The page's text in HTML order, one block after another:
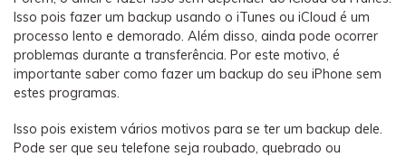
Backup e restauração
Fazer backup de até 18 tipos de dados e dados do
WhatsApp para o computador. E restaurar
backups facilmente.
Recuperar visulização única de WhatsApp
Recupere todas as mídias de visulização única do
Isso pois fazer um backup usando o iTunes ou iCloud é um
processo lento e demorado. Além disso, ainda pode ocorrer
problemas durante a transferência. Por este motivo, é
importante saber como fazer um backup do seu iPhone sem
estes programas.
Isso pois existem vários motivos para se ter um backup dele.
Pode ser que seu telefone seja roubado, quebrado ou